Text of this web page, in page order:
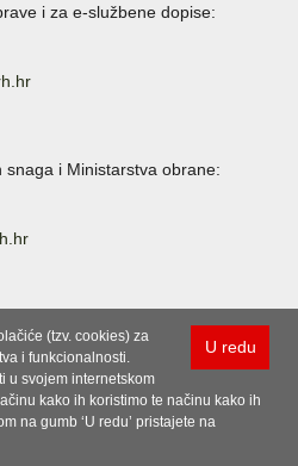
i za e-službene dopise:
i Ministarstva obrane:
U redu
(tzv. cookies) za
i funkcionalnosti.
u svojem internetskom
kako ih koristimo te načinu kako ih
na gumb ‘U redu’ pristajete na